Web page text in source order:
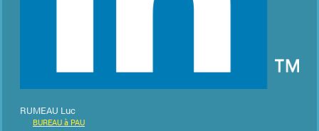
RUMEAU Luc
BUREAU à PAU